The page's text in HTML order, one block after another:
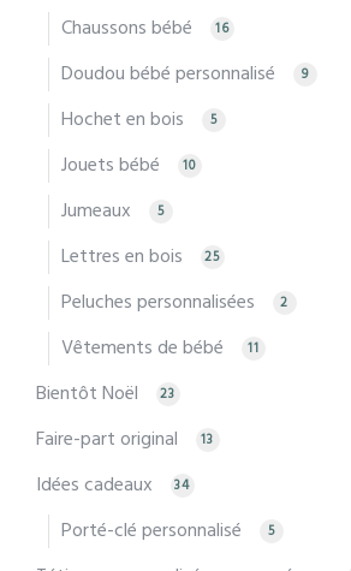
Chaussons bébé 16
Doudou bébé personnalisé 9
Hochet en bois 5
Jouets bébé 10
Jumeaux 5
Lettres en bois 25
Peluches personnalisées 2
Vêtements de bébé 11
Bientôt Noël 23
Faire-part original 13
Idées cadeaux 34
Porté-clé personnalisé 5